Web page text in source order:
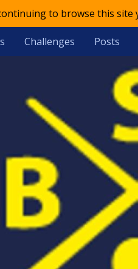
to browse this
Challenges Posts